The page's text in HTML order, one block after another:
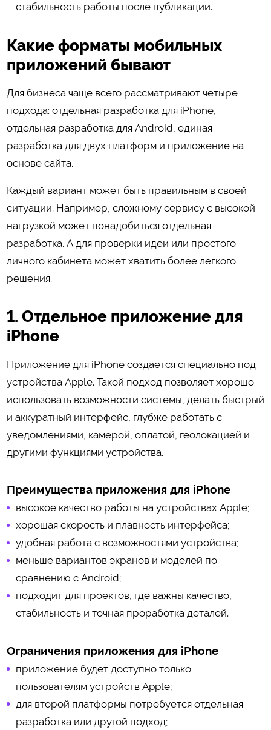
стабильность работы после публикации.
Какие форматы мобильных
приложений бывают
Для бизнеса чаще всего рассматривают четыре
подхода: отдельная разработка для iPhone,
отдельная разработка для Android, единая
разработка для двух платформ и приложение на
основе сайта.
Каждый вариант может быть правильным в своей
ситуации. Например, сложному сервису с высокой
нагрузкой может понадобиться отдельная
разработка. А для проверки идеи или простого
личного кабинета может хватить более легкого
решения.
1. Отдельное приложение для
iPhone
Приложение для iPhone создается специально под
устройства Apple. Такой подход позволяет хорошо
использовать возможности системы, делать быстрый
и аккуратный интерфейс, глубже работать с
уведомлениями, камерой, оплатой, геолокацией и
другими функциями устройства.
Преимущества приложения для iPhone
высокое качество работы на устройствах Apple;
хорошая скорость и плавность интерфейса;
удобная работа с возможностями устройства;
меньше вариантов экранов и моделей по
сравнению с Android;
подходит для проектов, где важны качество,
стабильность и точная проработка деталей.
Ограничения приложения для iPhone
приложение будет доступно только
пользователям устройств Apple;
для второй платформы потребуется отдельная
разработка или другой подход;